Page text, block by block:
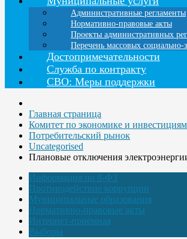
Административные регламенты
Нормативно-правовые акты
Проекты административных
Перечень массовых
Достопримечательности
Служба по контракту
СВО: Меры поддержки
Главная страница
Комитет по экономике и инвестициям
Потребительский рынок
Uncategorised
Плановые отключения
Информация по 8-ФЗ
Противодействие коррупции
Муниципальные образования
Нормативно-правовые акты
Интернет-приёмная
Выборы